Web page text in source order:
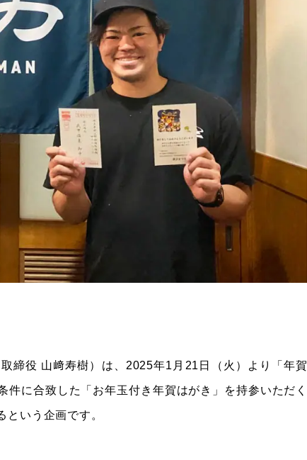
締役 山﨑寿樹）は、2025年1月21日（火）より「年賀
に合致した「お年玉付き年賀はがき」を持参いただく
いう企画です。